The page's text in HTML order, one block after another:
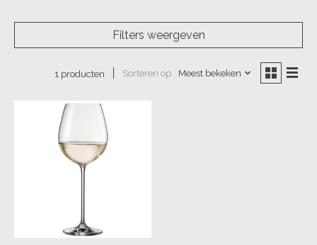
Filters weergeven
1 producten Sorteren op Meest bekeken